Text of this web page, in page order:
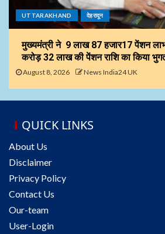
UTTARAKHAND देहरादून
मुख्यमंत्री ने 9 लाख 87 हजार17 पेंशन
करोड़ 32 लाख की पेंशन राशि का किया
August 8, 2026 News India24 UK
QUICK LINKS
About Us
Disclaimer
Privacy Policy
Contact Us
Our-team
User-Login